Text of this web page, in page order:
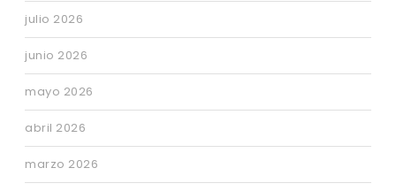
julio 2026
junio 2026
mayo 2026
abril 2026
marzo 2026